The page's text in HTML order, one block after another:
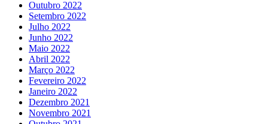
Outubro 2022
Setembro 2022
Julho 2022
Junho 2022
Maio 2022
Abril 2022
Março 2022
Fevereiro 2022
Janeiro 2022
Dezembro 2021
Novembro 2021